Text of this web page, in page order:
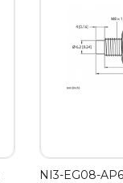
NI3-EG08-